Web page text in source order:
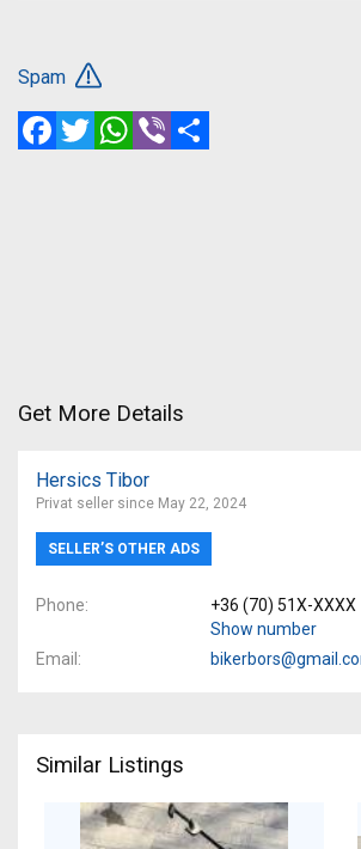
Spam
FacebookTwitterWhatsApp
Viber
Get More Details
Hersics Tibor
Privat seller since May 22, 2024
SELLER’S OTHER ADS
Phone
+36 (70) 51X-XXXX
Show number
Email
Similar Listings